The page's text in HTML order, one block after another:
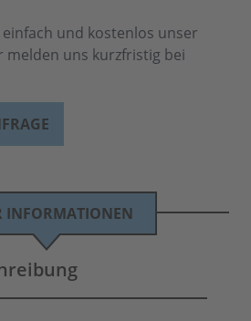
und kostenlos unser
melden uns kurzfristig bei
INFORMATIONEN